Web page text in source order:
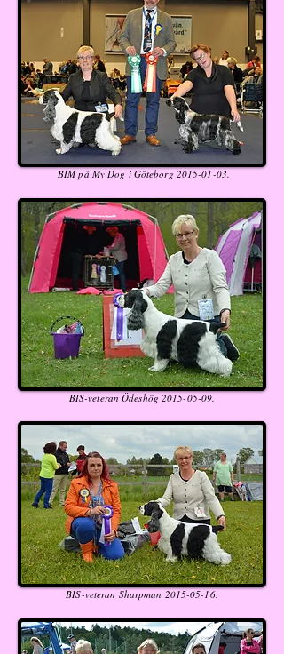
BIM på My Dog i Göteborg 2015-01-03.
BIS-veteran Ödeshög 2015-05-09.
BIS-veteran Sharpman 2015-05-16.